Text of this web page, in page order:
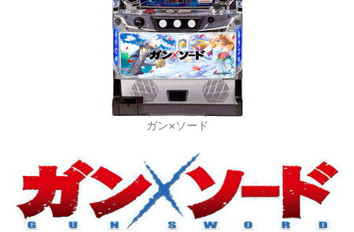
ガン×ソード